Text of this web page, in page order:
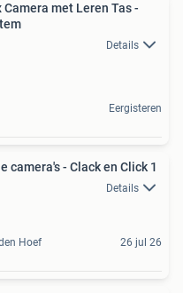
met Leren Tas -
Details
Eergisteren
camera's - Clack en Click 1
Details
Hoef 26 jul 26